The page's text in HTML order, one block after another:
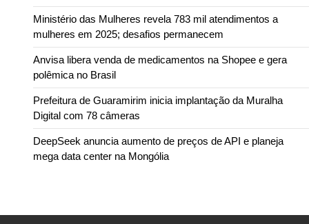
Ministério das Mulheres revela 783 mil atendimentos a
mulheres em 2025; desafios permanecem
Anvisa libera venda de medicamentos na Shopee e gera
polêmica no Brasil
Prefeitura de Guaramirim inicia implantação da Muralha
Digital com 78 câmeras
DeepSeek anuncia aumento de preços de API e planeja
mega data center na Mongólia